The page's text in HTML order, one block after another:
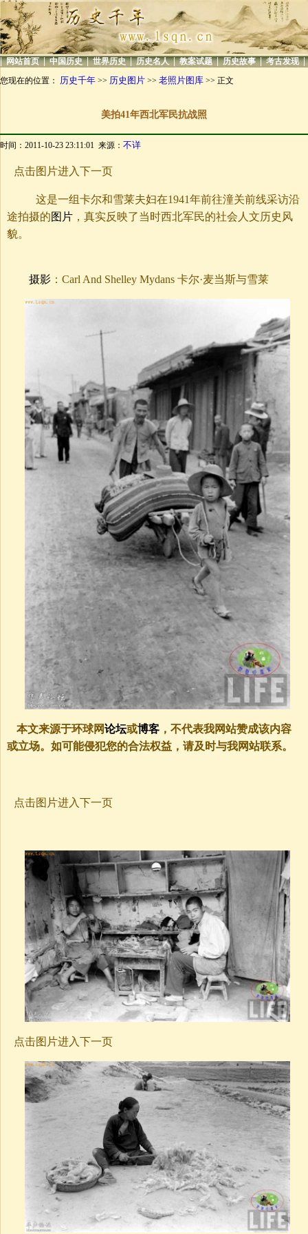
| 网站首页 | 中国历史 | 世界历史 | 历史名人 | 教案试题 | 历史故事 | 考古发现 |
您现在的位置： 历史千年 >> 历史图片 >> 老照片图库 >> 正文
美拍41年西北军民抗战照
时间：2011-10-23 23:11:01 来源： 不详
点击图片进入下一页
这是一组卡尔和雪莱夫妇在1941年前往潼关前线采访沿
途拍摄的图片 ，真实反映了当时西北军民的社会人文历史风
貌。
摄影 ：Carl And Shelley Mydans 卡尔·麦当斯与雪莱
本文来源于环球网论坛或博客 ，不代表我网站赞成该内容
或立场。如可能侵犯您的合法权益，请及时与我网站联系。
点击图片进入下一页
点击图片进入下一页